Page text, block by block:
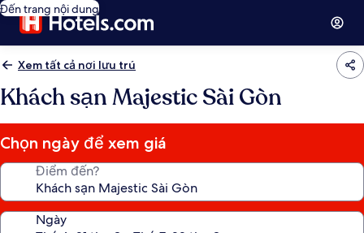
Đến trang nội dung
Xem tất cả nơi lưu trú
Khách sạn Majestic Sài Gòn
Chọn ngày để xem giá
Điểm đến?
Ngày